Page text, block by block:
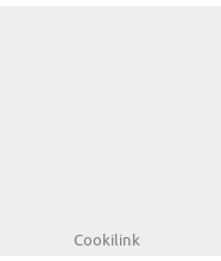
Cookilink